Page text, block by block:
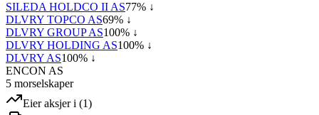
SILEDA HOLDCO II AS77% ↓
DLVRY TOPCO AS69% ↓
DLVRY GROUP AS100% ↓
DLVRY HOLDING AS100% ↓
DLVRY AS100% ↓
ENCON AS
5 morselskaper
Eier aksjer i (1)